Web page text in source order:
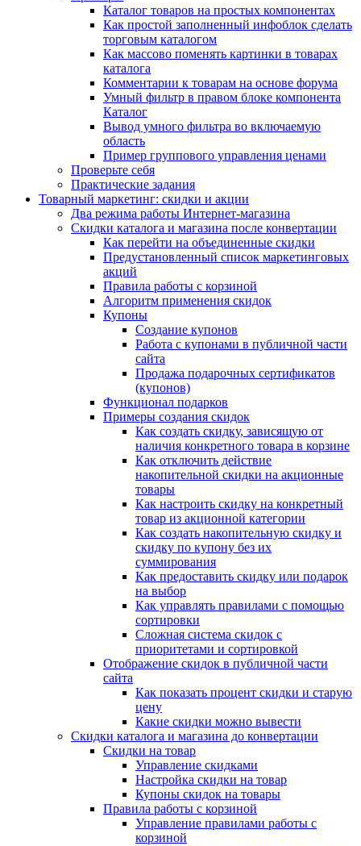
Каталог товаров на простых компонентах
Как простой заполненный инфоблок сделать
торговым каталогом
Как массово поменять картинки в товарах
каталога
Комментарии к товарам на основе форума
Умный фильтр в правом блоке компонента
Каталог
Вывод умного фильтра во включаемую
область
Пример группового управления ценами
Проверьте себя
Практические задания
Товарный маркетинг: скидки и акции
Два режима работы Интернет-магазина
Скидки каталога и магазина после конвертации
Как перейти на объединенные скидки
Предустановленный список маркетинговых
акций
Правила работы с корзиной
Алгоритм применения скидок
Купоны
Создание купонов
Работа с купонами в публичной части
сайта
Продажа подарочных сертификатов
(купонов)
Функционал подарков
Примеры создания скидок
Как создать скидку, зависящую от
наличия конкретного товара в корзине
Как отключить действие
накопительной скидки на акционные
товары
Как настроить скидку на конкретный
товар из акционной категории
Как создать накопительную скидку и
скидку по купону без их
суммирования
Как предоставить скидку или подарок
на выбор
Как управлять правилами с помощью
сортировки
Сложная система скидок с
приоритетами и сортировкой
Отображение скидок в публичной части
сайта
Как показать процент скидки и старую
цену
Какие скидки можно вывести
Скидки каталога и магазина до конвертации
Скидки на товар
Управление скидками
Настройка скидки на товар
Купоны скидок на товары
Правила работы с корзиной
Управление правилами работы с
корзиной